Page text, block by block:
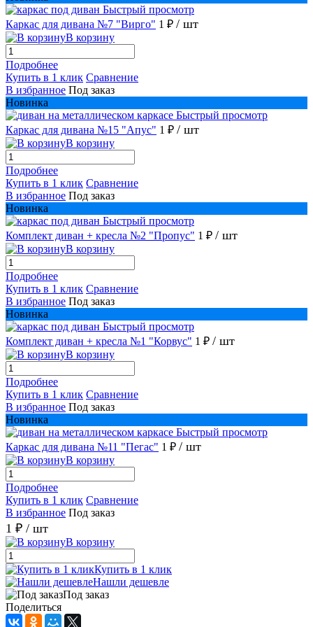
Быстрый просмотр
Каркас для дивана №7 "Вирго" 1 ₽ / шт
В корзину
Подробнее
Купить в 1 клик Сравнение
В избранное Под заказ
Новинка
Быстрый просмотр
Каркас для дивана №15 "Апус" 1 ₽ / шт
В корзину
Подробнее
Купить в 1 клик Сравнение
В избранное Под заказ
Новинка
Быстрый просмотр
Комплект диван + кресла №2 "Пропус" 1 ₽ / шт
В корзину
Подробнее
Купить в 1 клик Сравнение
В избранное Под заказ
Новинка
Быстрый просмотр
Комплект диван + кресла №1 "Корвус" 1 ₽ / шт
В корзину
Подробнее
Купить в 1 клик Сравнение
В избранное Под заказ
Новинка
Быстрый просмотр
Каркас для дивана №11 "Пегас" 1 ₽ / шт
В корзину
Подробнее
Купить в 1 клик Сравнение
В избранное Под заказ
1 ₽ / шт
В корзину
Купить в 1 клик
Нашли дешевле
Под заказ
Поделиться